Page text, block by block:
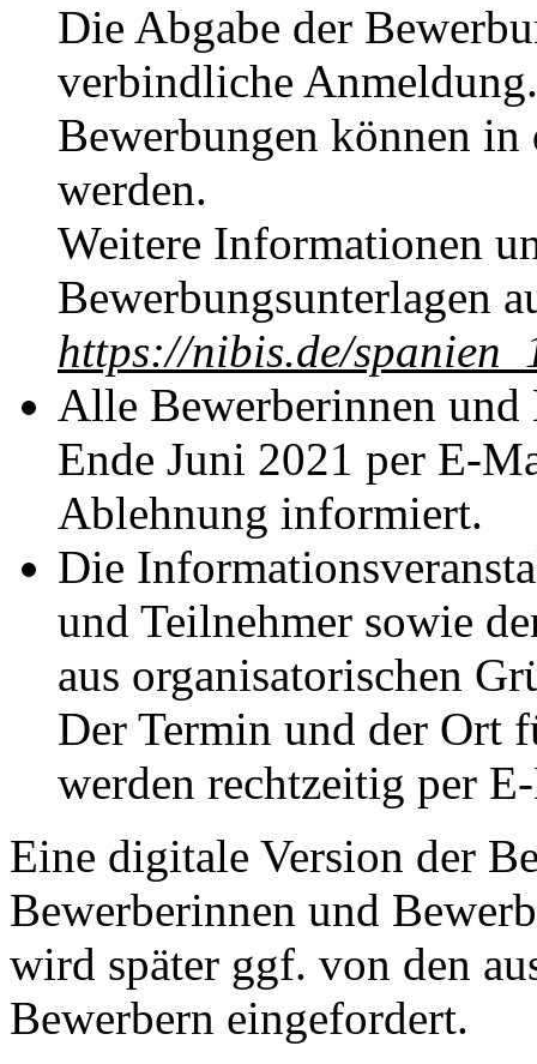
Die Abgabe der
verbindliche
Bewerbungen können
werden.
Weitere Informationen
Bewerbungsunterlagen
https://nibis.de/
Alle Bewerberinnen und
Ende Juni 2021 per E-
Ablehnung informiert.
Die
und Teilnehmer sowie
aus organisatorischen
Der Termin und der Ort
werden rechtzeitig per
Eine digitale Version der
Bewerberinnen und
wird später ggf. von den
Bewerbern eingefordert.